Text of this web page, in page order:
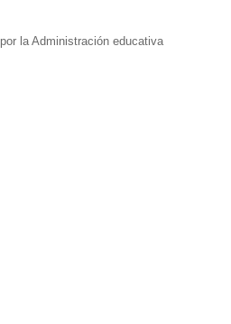
por la Administración educativa